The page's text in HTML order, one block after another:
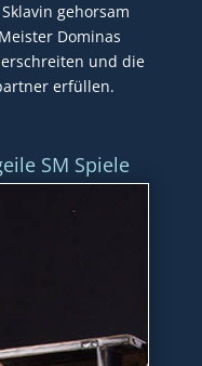
gehorsam
Dominas
und die
erfüllen.
SM Spiele